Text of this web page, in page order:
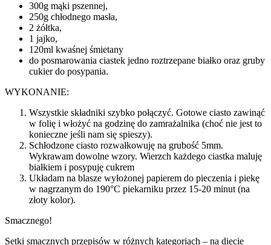
300g mąki pszennej,
250g chłodnego masła,
2 żółtka,
1 jajko,
120ml kwaśnej śmietany
do posmarowania ciastek jedno roztrzepane białko oraz gruby
cukier do posypania.
WYKONANIE:
Wszystkie składniki szybko połączyć. Gotowe ciasto zawinąć
w folię i włożyć na godzinę do zamrażalnika (choć nie jest to
konieczne jeśli nam się spieszy).
Schłodzone ciasto rozwałkowuję na grubość 5mm.
Wykrawam dowolne wzory. Wierzch każdego ciastka maluję
białkiem i posypuję cukrem
Układam na blasze wyłożonej papierem do pieczenia i piekę
w nagrzanym do 190°C piekarniku przez 15-20 minut (na
złoty kolor).
Smacznego!
Setki smacznych przepisów w różnych kategoriach – na diecie